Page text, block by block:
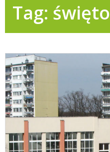
Tag: święto